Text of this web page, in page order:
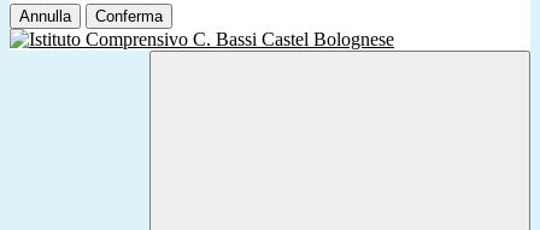
Annulla Conferma